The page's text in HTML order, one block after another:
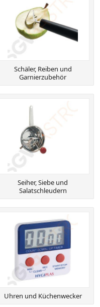
Schäler, Reiben und
Garnierzubehör
Seiher, Siebe und
Salatschleudern
Uhren und Küchenwecker